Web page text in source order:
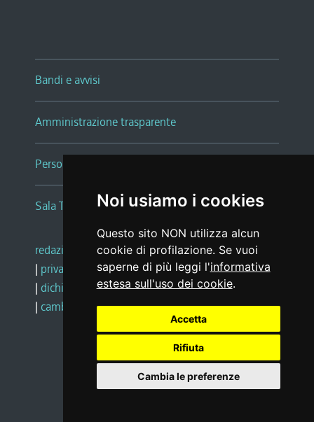
Noi usiamo i cookies
Questo sito NON utilizza alcun
cookie di profilazione. Se vuoi
saperne di più leggi l'informativa
estesa sull'uso dei cookie.
Accetta
Rifiuta
Cambia le preferenze
Bandi e avvisi
Amministrazione trasparente
Persone e Uffici
Sala Tiziano Tessitori
redazione web |note legali |glossario
| privacy
social media policy
| dichiarazione di accessibilità |feedback
| cambio preferenze cookie
Realizzato da